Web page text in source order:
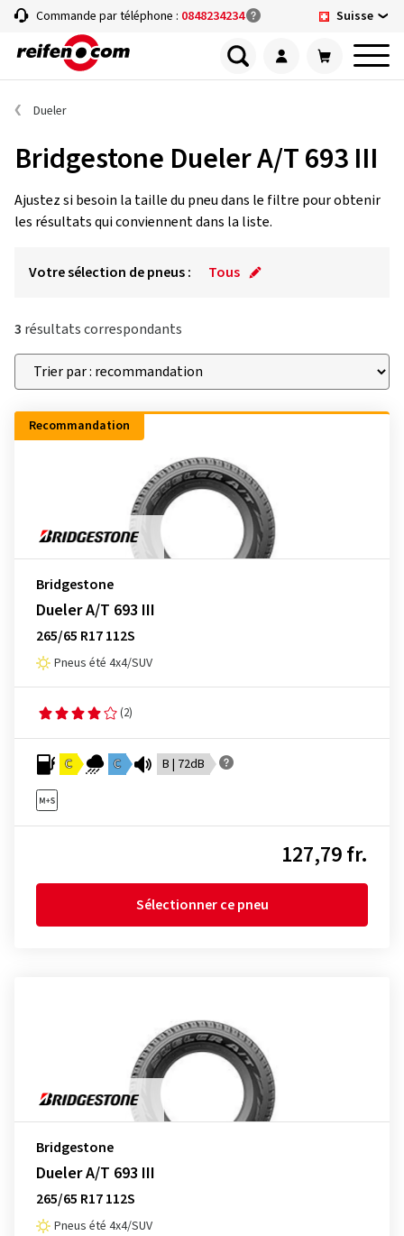
Commande par téléphone : 0848234234 Suisse
Dueler
Bridgestone Dueler A/T 693 III
Ajustez si besoin la taille du pneu dans le filtre pour obtenir
les résultats qui conviennent dans la liste.
Votre sélection de pneus : Tous
3 résultats correspondants
Recommandation
Bridgestone
Dueler A/T 693 III
265/65 R17 112S
Pneus été 4x4/SUV
(2)
C C B | 72dB
127,79 fr.
Sélectionner ce pneu
Bridgestone
Dueler A/T 693 III
265/65 R17 112S
Pneus été 4x4/SUV